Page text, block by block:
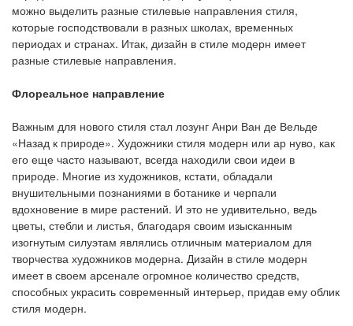
можно выделить разные стилевые направления стиля,
которые господствовали в разных школах, временных
периодах и странах. Итак, дизайн в стиле модерн имеет
разные стилевые направления.
Флореальное направление
Важным для нового стиля стал лозунг Анри Ван де Вельде
«Назад к природе». Художники стиля модерн или ар нуво, как
его еще часто называют, всегда находили свои идеи в
природе. Многие из художников, кстати, обладали
внушительными познаниями в ботанике и черпали
вдохновение в мире растений. И это не удивительно, ведь
цветы, стебли и листья, благодаря своим изысканным
изогнутым силуэтам являлись отличным материалом для
творчества художников модерна. Дизайн в стиле модерн
имеет в своем арсенале огромное количество средств,
способных украсить современный интерьер, придав ему облик
стиля модерн.